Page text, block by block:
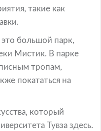
такие как
большой парк,
Мистик. В парке
тропам,
покататься на
который
Тувза здесь.